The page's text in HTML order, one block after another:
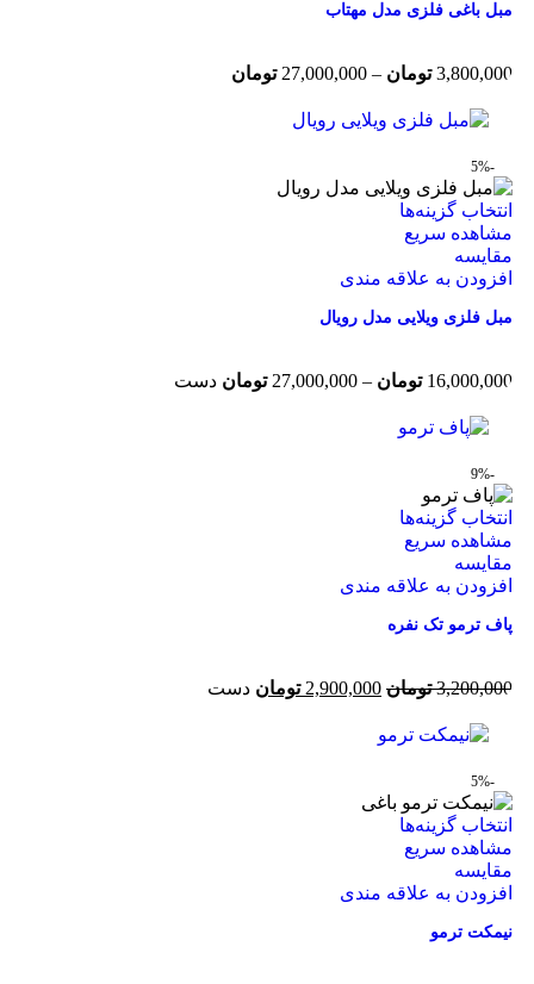
مبل باغی فلزی مدل مهتاب
3,800,000 تومان –
27,000,000 تومان
-5%
انتخاب گزینه‌ها
مشاهده سریع
مقایسه
افزودن به علاقه مندی
مبل فلزی ویلایی مدل رویال
16,000,000 تومان –
27,000,000 تومان دست
-9%
انتخاب گزینه‌ها
مشاهده سریع
مقایسه
افزودن به علاقه مندی
پاف ترمو تک نفره
3,200,000 تومان 2,900,000 تومان دست
-5%
انتخاب گزینه‌ها
مشاهده سریع
مقایسه
افزودن به علاقه مندی
نیمکت ترمو